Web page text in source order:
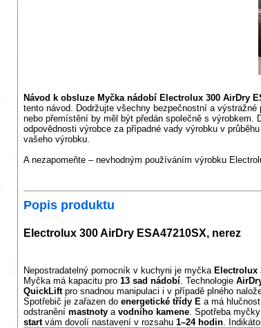
Návod k obsluze Myčka nádobí Electrolux 300 AirDry
tento návod. Dodržujte všechny bezpečnostní a
nebo přemístění by měl být předán společně s výrobkem.
odpovědnosti výrobce za případné vady výrobku v
vašeho výrobku.
A nezapomeňte – nevhodným používáním výrobku
Popis produktu
Electrolux 300 AirDry ESA47210SX, nerez
Nepostradatelný pomocník v kuchyni je myčka Electrolux
Myčka má kapacitu pro 13 sad nádobí . Technologie
QuickLiftpro snadnou manipulaci i v případě plného
Spotřebič je zařazen do energetické třídy E a má hlučnost
odstranění mastnoty a vodního kamene . Spotřeba
startvám dovolí nastavení v rozsahu 1–24 hodin .